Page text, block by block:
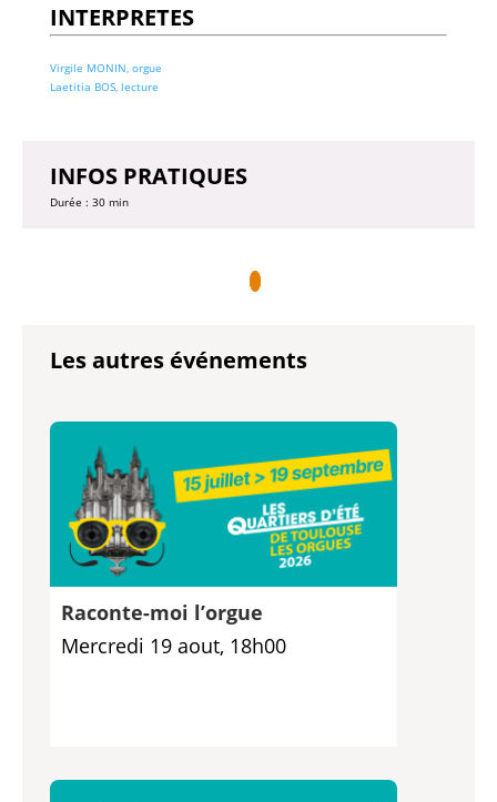
INTERPRETES
Virgile MONIN, orgue
Laetitia BOS, lecture
INFOS PRATIQUES
Durée : 30 min
Les autres événements
Raconte-moi l’orgue
Mercredi 19 aout, 18h00